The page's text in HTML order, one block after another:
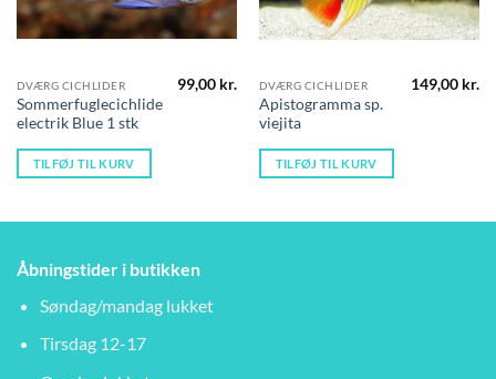
DVÆRG CICHLIDER
Sommerfuglecichlide
electrik Blue 1 stk
99,00 kr.
TILFØJ TIL KURV
DVÆRG CICHLIDER
Apistogramma sp.
viejita
149,00 kr.
TILFØJ TIL KURV
Åbningstider i butikken
Søndag/mandag lukket
Tirsdag 12-17